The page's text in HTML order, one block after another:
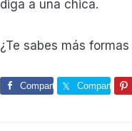
diga a una chica.
¿Te sabes más
Comparte Comparte